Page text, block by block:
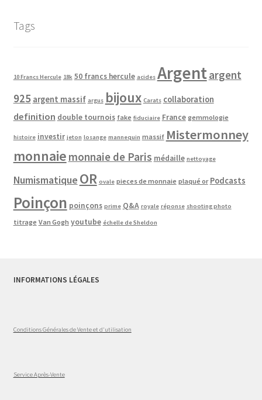
Tags
10 Francs Hercule 18k 50 francs hercule acides Argentargent
925 argent massif argus bijoux Carats collaboration
definition double tournois fake fiduciaire France gemmologie
histoire investir jeton losange mannequin massif Mistermonney
monnaie monnaie de Paris médaille nettoyage
Numismatique OR ovale pieces de monnaie plaqué or Podcasts
Poinçon poinçons prime Q&A royale réponse shooting photo
titrage Van Gogh youtube échelle de Sheldon
INFORMATIONS LÉGALES
Conditions Générales de Vente et d'utilisation
Service Après-Vente